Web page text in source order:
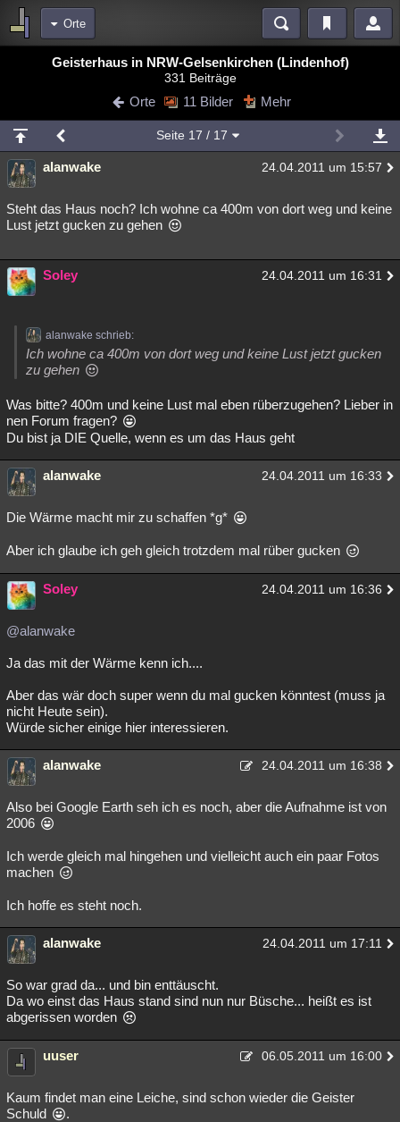
Orte
Blogs Videos
Chat Wiki Neuigkeiten
meine Rubriken
Menschen Wissenschaft Mystery Kriminalfälle
Spiritualität Verschwörungen Technologie Ufologie
weitere Rubriken
Philosophie
Astronomie Helpdesk
Musik Clash Verbesserungen English
Besucht Teilgenommen
Geisterhaus in NRW-Gelsenkirchen (Lindenhof)
331 Beiträge
Orte 11 Bilder Mehr
Seite 17 / 17
alanwake 24.04.2011 um 15:57
Steht das Haus noch? Ich wohne ca 400m von dort weg und keine
Lust jetzt gucken zu gehen
Soley 24.04.2011 um 16:31
alanwake schrieb:
Ich wohne ca 400m von dort weg und keine Lust jetzt gucken
zu gehen
Was bitte? 400m und keine Lust mal eben rüberzugehen? Lieber in
nen Forum fragen?
Du bist ja DIE Quelle, wenn es um das Haus geht
alanwake 24.04.2011 um 16:33
Die Wärme macht mir zu schaffen *g*
Aber ich glaube ich geh gleich trotzdem mal rüber gucken
Soley 24.04.2011 um 16:36
@alanwake
Ja das mit der Wärme kenn ich....
Aber das wär doch super wenn du mal gucken könntest (muss ja
nicht Heute sein).
Würde sicher einige hier interessieren.
alanwake 24.04.2011 um 16:38
Also bei Google Earth seh ich es noch, aber die Aufnahme ist von
2006
Ich werde gleich mal hingehen und vielleicht auch ein paar Fotos
machen
Ich hoffe es steht noch.
alanwake 24.04.2011 um 17:11
So war grad da... und bin enttäuscht.
Da wo einst das Haus stand sind nun nur Büsche... heißt es ist
abgerissen worden
uuser 06.05.2011 um 16:00
Kaum findet man eine Leiche, sind schon wieder die Geister
Schuld
.